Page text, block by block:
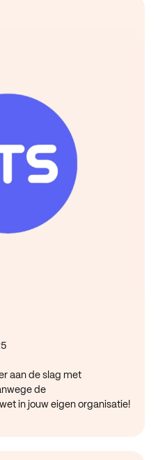
aan de slag met
de
in jouw eigen organisatie!